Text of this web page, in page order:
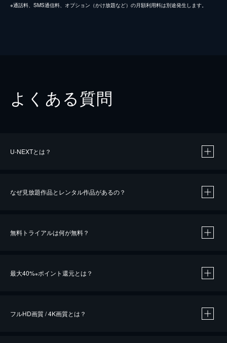
※通話料、SMS通信料、オプション（かけ放題など）の月額利用料は別途発生します。
よくある質問
U-NEXTとは？
なぜ見放題作品とレンタル作品があるの？
無料トライアルは何が無料？
最大40%※ポイント還元とは？
フルHD画質 / 4K画質とは？